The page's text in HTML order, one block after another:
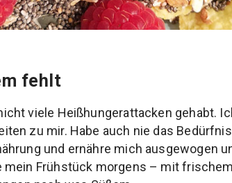
fehlt
viele Heißhungerattacken gehabt.
zu mir. Habe auch nie das
und ernähre mich ausgewogen
mein Frühstück morgens – mit